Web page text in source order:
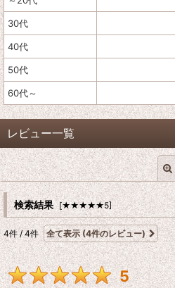
30代
40代
50代
60代～
レビュー一覧
レビュー検索:
期間:
画像:
検索結果 [★★★★★5]
4件 / 4件 全て表示 (4件のレビュー)
5